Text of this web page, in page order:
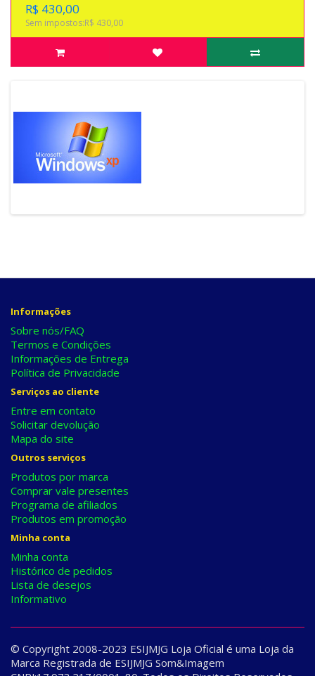
R$ 430,00
Sem impostos:R$ 430,00
Informações
Sobre nós/FAQ
Termos e Condições
Informações de Entrega
Política de Privacidade
Serviços ao cliente
Entre em contato
Solicitar devolução
Mapa do site
Outros serviços
Produtos por marca
Comprar vale presentes
Programa de afiliados
Produtos em promoção
Minha conta
Minha conta
Histórico de pedidos
Lista de desejos
Informativo
© Copyright 2008-2023 ESIJMJG Loja Oficial é uma Loja da
Marca Registrada de ESIJMJG Som&Imagem